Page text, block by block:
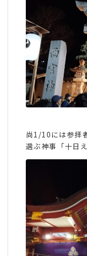
尚1/10には参拝
選ぶ神事「十日